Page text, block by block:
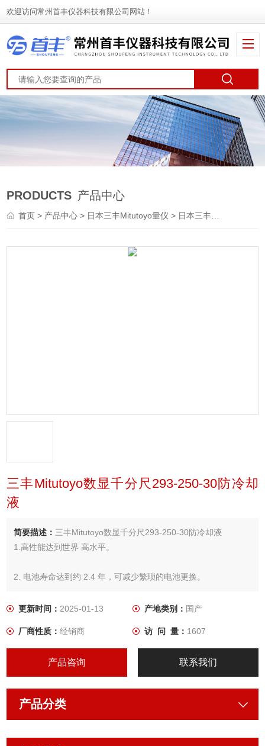
欢迎访问常州首丰仪器科技有限公司网站！
PRODUCTS 产品中心
首页> 产品中心 > 日本三丰Mitutoyo量仪 > 日本三丰Mitutoyo千分尺
三丰Mitutoyo数显千分尺293-250-30防冷却
液
简要描述： 三丰Mitutoyo数显千分尺293-250-30防冷却液
1.高性能达到世界 高水平。
2. 电池寿命达到约 2.4 年，可减少繁琐的电池更换。
更新时间：2025-01-13 产地类别： 国产
厂商性质：经销商 访 问 量： 1607
产品咨询 联系我们
产品分类